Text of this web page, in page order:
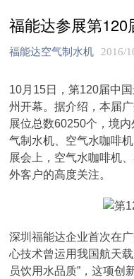
福能达参展第120
福能达空气制水机 2016/
10月15日，第120届中
州开幕。据介绍，本届
展位总数60250个，境
气制水机、空气水咖啡
展会上，空气水咖啡机
外客户的高度关注。
深圳福能达企业首次在
心技术曾运用我国航天
员饮用水品质”，这项创